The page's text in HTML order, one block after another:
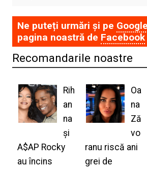
Ne puteți urmări și pe
pagina noastră de Facebook
Recomandarile noastre
Rih
an
na
și
A$AP Rocky
au încins
Oa
na
Ză
vo
ranu riscă ani
grei de